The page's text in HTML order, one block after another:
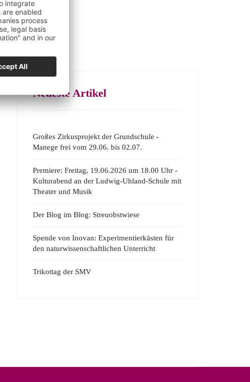
Neueste Artikel
Großes Zirkusprojekt der Grundschule -
Manege frei vom 29.06. bis 02.07.
Premiere: Freitag, 19.06.2026 um 18.00 Uhr -
Kulturabend an der Ludwig-Uhland-Schule mit
Theater und Musik
Der Blog im Blog: Streuobstwiese
Spende von Inovan: Experimentierkästen für
den naturwissenschaftlichen Unterricht
Trikottag der SMV